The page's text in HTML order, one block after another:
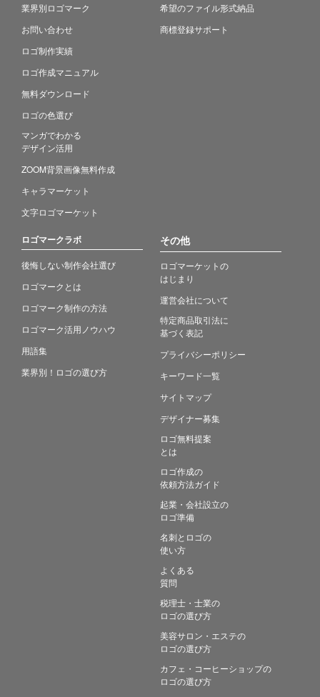
業界別ロゴマーク
お問い合わせ
ロゴ制作実績
ロゴ作成マニュアル
無料ダウンロード
ロゴの色選び
マンガでわかる
デザイン活用
ZOOM背景画像無料作成
キャラマーケット
文字ロゴマーケット
希望のファイル形式納品
商標登録サポート
ロゴマークラボ
後悔しない制作会社選び
ロゴマークとは
ロゴマーク制作の方法
ロゴマーク活用ノウハウ
用語集
業界別！ロゴの選び方
その他
ロゴマーケットの
はじまり
運営会社について
特定商品取引法に
基づく表記
プライバシーポリシー
キーワード一覧
サイトマップ
デザイナー募集
ロゴ無料提案
とは
ロゴ作成の
依頼方法ガイド
起業・会社設立の
ロゴ準備
名刺とロゴの
使い方
よくある
質問
税理士・士業の
ロゴの選び方
美容サロン・エステの
ロゴの選び方
カフェ・コーヒーショップの
ロゴの選び方